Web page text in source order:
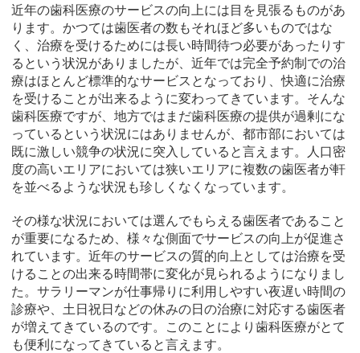
近年の歯科医療のサービスの向上には目を見張るものがあ
ります。 かつては歯医者の数もそれほど多いものではな
く、治療を受けるためには長い時間待つ必要があったりす
るという状況がありましたが、近年では完全予約制での治
療はほとんど標準的なサービスとなっており、快適に治療
を受けることが出来るように変わってきています。そんな
歯科医療ですが、地方ではまだ歯科医療の提供が過剰にな
っているという状況にはありませんが、都市部においては
既に激しい競争の状況に突入していると言えます。人口密
度の高いエリアにおいては狭いエリアに複数の歯医者が軒
を並べるような状況も珍しくなくなっています。
その様な状況においては選んでもらえる歯医者であること
が重要になるため、様々な側面でサービスの向上が促進さ
れています。近年のサービスの質的向上としては治療を受
けることの出来る時間帯に変化が見られるようになりまし
た。サラリーマンが仕事帰りに利用しやすい夜遅い時間の
診療や、土日祝日などの休みの日の治療に対応する歯医者
が増えてきているのです。このことにより歯科医療がとて
も便利になってきていると言えます。